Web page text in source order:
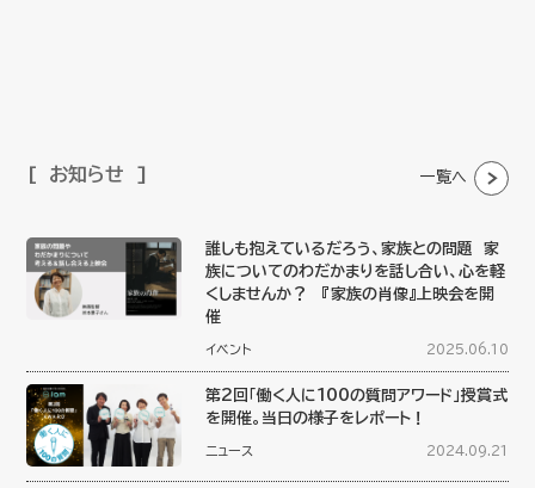
お知らせ 一覧へ
誰しも抱えているだろう、家族との問題 家
族についてのわだかまりを話し合い、心を軽
くしませんか？ 『家族の肖像』上映会を開
催
イベント 2025.06.10
第2回「働く人に100の質問アワード」授賞式
を開催。当日の様子をレポート！
ニュース 2024.09.21